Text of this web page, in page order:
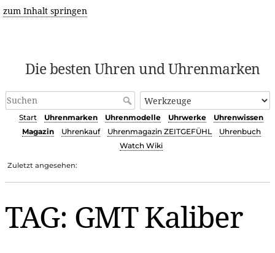
zum Inhalt springen
Die besten Uhren und Uhrenmarken
Start Uhrenmarken Uhrenmodelle Uhrwerke
Uhrenwissen
Magazin
Uhrenkauf Uhrenmagazin ZEITGEFÜHL
Uhrenbuch
Watch Wiki
Zuletzt angesehen:
TAG: GMT Kaliber